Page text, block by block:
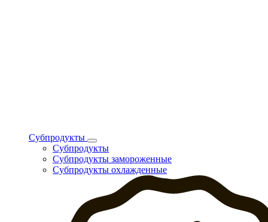
Субпродукты
Субпродукты
Субпродукты замороженные
Субпродукты охлажденные